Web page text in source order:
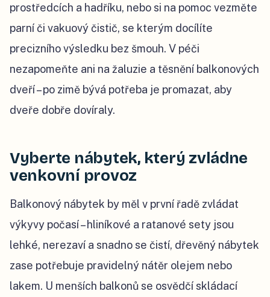
prostředcích a hadříku, nebo si na pomoc vezměte
parní či vakuový čistič, se kterým docílíte
precizního výsledku bez šmouh. V péči
nezapomeňte ani na žaluzie a těsnění balkonových
dveří – po zimě bývá potřeba je promazat, aby
dveře dobře dovíraly.
Vyberte nábytek, který zvládne
venkovní provoz
Balkonový nábytek by měl v první řadě zvládat
výkyvy počasí – hliníkové a ratanové sety jsou
lehké, nerezaví a snadno se čistí, dřevěný nábytek
zase potřebuje pravidelný nátěr olejem nebo
lakem. U menších balkonů se osvědčí skládací